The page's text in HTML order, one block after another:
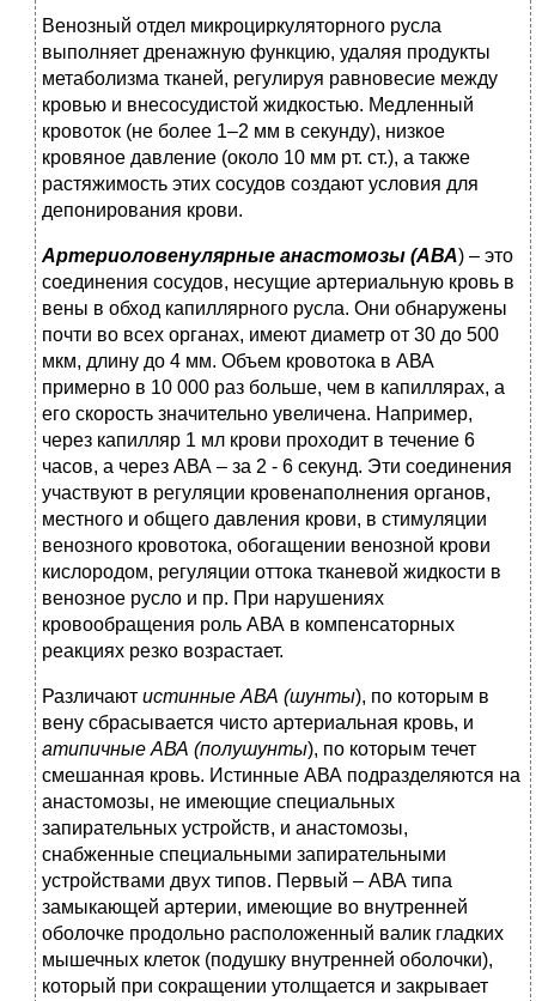
Венозный отдел микроциркуляторного русла
выполняет дренажную функцию, удаляя продукты
метаболизма тканей, регулируя равновесие между
кровью и внесосудистой жидкостью. Медленный
кровоток (не более 1–2 мм в секунду), низкое
кровяное давление (около 10 мм рт. ст.), а также
растяжимость этих сосудов создают условия для
депонирования крови.
Артериоловенулярные анастомозы (АВА) – это
соединения сосудов, несущие артериальную кровь в
вены в обход капиллярного русла. Они обнаружены
почти во всех органах, имеют диаметр от 30 до 500
мкм, длину до 4 мм. Объем кровотока в АВА
примерно в 10 000 раз больше, чем в капиллярах, а
его скорость значительно увеличена. Например,
через капилляр 1 мл крови проходит в течение 6
часов, а через АВА – за 2 - 6 секунд. Эти соединения
участвуют в регуляции кровенаполнения органов,
местного и общего давления крови, в стимуляции
венозного кровотока, обогащении венозной крови
кислородом, регуляции оттока тканевой жидкости в
венозное русло и пр. При нарушениях
кровообращения роль АВА в компенсаторных
реакциях резко возрастает.
Различают истинные АВА (шунты), по которым в
вену сбрасывается чисто артериальная кровь, и
атипичные АВА (полушунты), по которым течет
смешанная кровь. Истинные АВА подразделяются на
анастомозы, не имеющие специальных
запирательных устройств, и анастомозы,
снабженные специальными запирательными
устройствами двух типов. Первый – АВА типа
замыкающей артерии, имеющие во внутренней
оболочке продольно расположенный валик гладких
мышечных клеток (подушку внутренней оболочки),
который при сокращении утолщается и закрывает